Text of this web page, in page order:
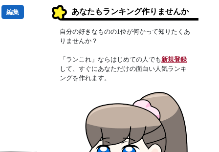
編集 あなたもランキング作りませんか
自分の好きなものの1位が何かって知りたくあ
りませんか？
「ランこれ」ならはじめての人でも新規登録
して、すぐにあなただけの面白い人気ランキ
ングを作れます。